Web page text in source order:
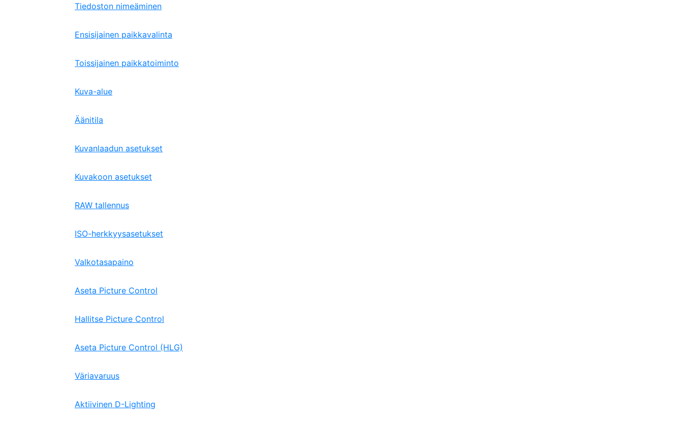
Tiedoston nimeäminen
Ensisijainen paikkavalinta
Toissijainen paikkatoiminto
Kuva-alue
Äänitila
Kuvanlaadun asetukset
Kuvakoon asetukset
RAW tallennus
ISO-herkkyysasetukset
Valkotasapaino
Aseta Picture Control
Hallitse Picture Control
Aseta Picture Control (HLG)
Väriavaruus
Aktiivinen D-Lighting